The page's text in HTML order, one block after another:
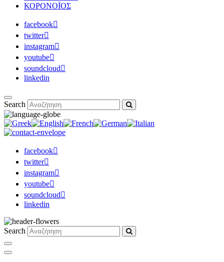
ΚΟΡΟΝΟΪΟΣ
facebook
twitter
instagram
youtube
soundcloud
linkedin
Search
facebook
twitter
instagram
youtube
soundcloud
linkedin
Search